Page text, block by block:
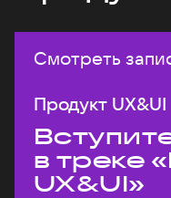
Смотреть
Продукт UX&UI
в треке
UX&UI»